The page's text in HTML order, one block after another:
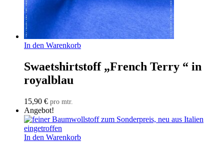
In den Warenkorb
Swaetshirtstoff „French Terry “ in
royalblau
15,90 € pro mtr.
Angebot!
In den Warenkorb